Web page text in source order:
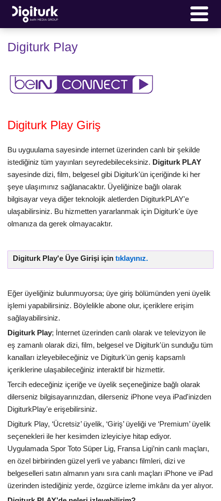
Digiturk Play
Digiturk Play Giriş
Bu uyguulama sayesinde internet üzerinden canlı bir şekilde
istediğiniz tüm yayınları seyredebileceksiniz. Digiturk PLAY
sayesinde dizi, film, belgesel gibi Digiturk'ün içeriğinde ki her
şeye ulaşımınız sağlanacaktır. Üyeliğinize bağlı olarak
bilgisayar veya diğer teknolojik aletlerden DigiturkPLAY'e
ulaşabilirsiniz. Bu hizmetten yararlanmak için Digiturk'e üye
olmanıza da gerek olmayacaktır.
Digiturk Play'e Üye Girişi için tıklayınız.
Eğer üyeliğiniz bulunmuyorsa; üye giriş bölümünden yeni üyelik
işlemi yapabilirsiniz. Böylelikle abone olur, içeriklere erişim
sağlayabilirsiniz.
Digiturk Play; İnternet üzerinden canlı olarak ve televizyon ile
eş zamanlı olarak dizi, film, belgesel ve Digiturk'ün sunduğu tüm
kanalları izleyebileceğiniz ve Digiturk'ün geniş kapsamlı
içeriklerine ulaşabileceğiniz interaktif bir hizmettir.
Tercih edeceğiniz içeriğe ve üyelik seçeneğinize bağlı olarak
dilerseniz bilgisayarınızdan, dilerseniz iPhone veya iPad'inizden
DigiturkPlay'e erişebilirsiniz.
Digiturk Play, ‘Ücretsiz’ üyelik, ‘Giriş’ üyeliği ve ‘Premium’ üyelik
seçenekleri ile her kesimden izleyiciye hitap ediyor.
Uygulamada Spor Toto Süper Lig, Fransa Ligi’nin canlı maçları,
en özel birbirinden güzel yerli ve yabancı filmleri, dizi ve
belgeselleri satın almanın yanı sıra canlı maçları iPhone ve iPad
üzerinden istediğiniz yerde, özgürce izleme imkânı da yer alıyor.